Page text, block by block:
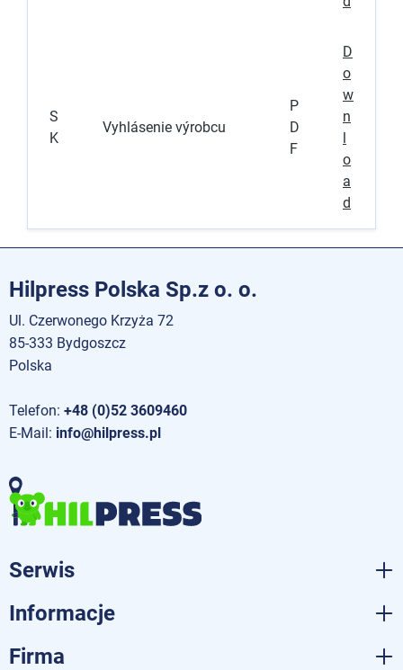
S
K
Vyhlásenie výrobcu
P
D
F
D
o
w
n
l
o
a
d
Hilpress Polska Sp.z o. o.
Ul. Czerwonego Krzyża 72
85-333 Bydgoszcz
Polska
Telefon: +48 (0)52 3609460
E-Mail: info@hilpress.pl
Serwis
Informacje
Firma